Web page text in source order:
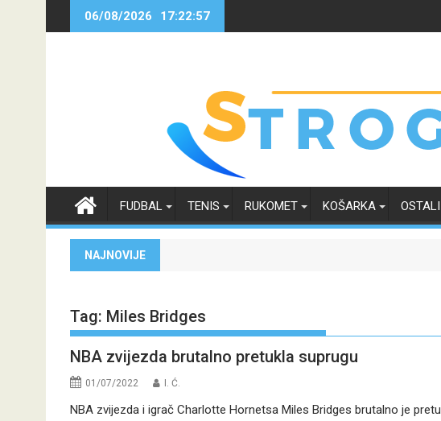
06/08/2026 17:22:57
FUDBAL TENIS RUKOMET KOŠARKA
NAJNOVIJE
Tag: Miles Bridges
NBA zvijezda brutalno pretukla suprugu
01/07/2022 I. Ć.
NBA zvijezda i igrač Charlotte Hornetsa Miles Bridges brutalno je